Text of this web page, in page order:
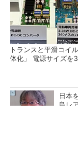
トランスと平滑コイ
体化」 電源サイズを
日本
島レ